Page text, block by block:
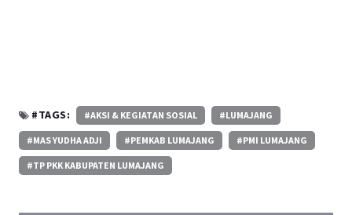
#TAGS: #AKSI & KEGIATAN SOSIAL #LUMAJANG
#MAS YUDHA ADJI #PEMKAB LUMAJANG #PMI LUMAJANG
#TP PKK KABUPATEN LUMAJANG